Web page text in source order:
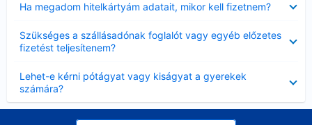
Ha megadom hitelkártyám adatait, mikor kell fizetnem?
Szükséges a szállásadónak foglalót vagy egyéb előzetes
fizetést teljesítenem?
Lehet-e kérni pótágyat vagy kiságyat a gyerekek
számára?